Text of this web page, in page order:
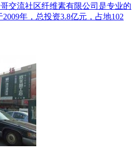
交流社区纤维素有限公司是专业的
年，总投资3.8亿元，占地102